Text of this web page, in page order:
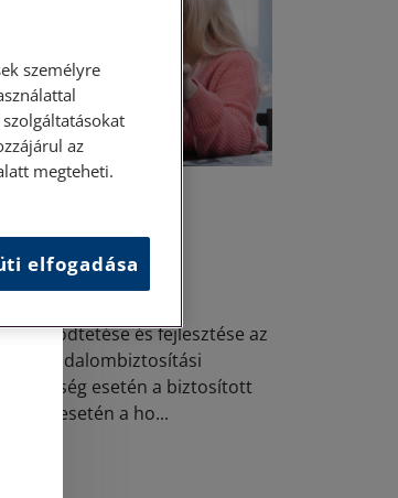
működtetése és fejlesztése az
A társadalombiztosítási
öregség esetén a biztosított
esetén a ho...
személyre
az
megteheti.
elfogadása